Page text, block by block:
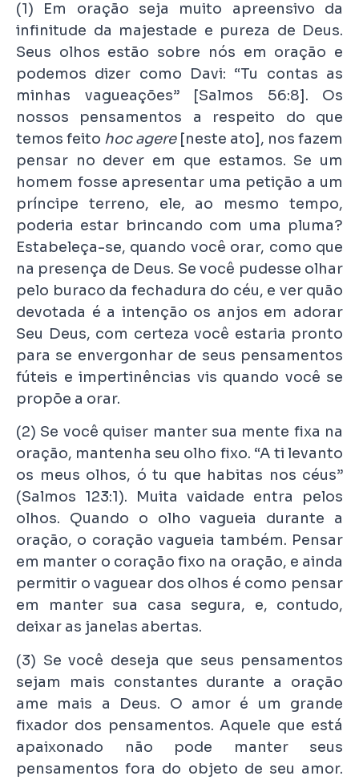
(1) Em oração seja muito apreensivo da
infinitude da majestade e pureza de Deus.
Seus olhos estão sobre nós em oração e
podemos dizer como Davi: “Tu contas as
minhas vagueações” [Salmos 56:8]. Os
nossos pensamentos a respeito do que
temos feito hoc agere [neste ato], nos fazem
pensar no dever em que estamos. Se um
homem fosse apresentar uma petição a um
príncipe terreno, ele, ao mesmo tempo,
poderia estar brincando com uma pluma?
Estabeleça-se, quando você orar, como que
na presença de Deus. Se você pudesse olhar
pelo buraco da fechadura do céu, e ver quão
devotada é a intenção os anjos em adorar
Seu Deus, com certeza você estaria pronto
para se envergonhar de seus pensamentos
fúteis e impertinências vis quando você se
propõe a orar.
(2) Se você quiser manter sua mente fixa na
oração, mantenha seu olho fixo. “A ti levanto
os meus olhos, ó tu que habitas nos céus”
(Salmos 123:1). Muita vaidade entra pelos
olhos. Quando o olho vagueia durante a
oração, o coração vagueia também. Pensar
em manter o coração fixo na oração, e ainda
permitir o vaguear dos olhos é como pensar
em manter sua casa segura, e, contudo,
deixar as janelas abertas.
(3) Se você deseja que seus pensamentos
sejam mais constantes durante a oração
ame mais a Deus. O amor é um grande
fixador dos pensamentos. Aquele que está
apaixonado não pode manter seus
pensamentos fora do objeto de seu amor.